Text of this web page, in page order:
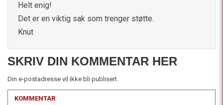
Helt enig!
Det er en viktig sak som trenger støtte.
Knut
SKRIV DIN KOMMENTAR HER
Din e-postadresse vil ikke bli publisert.
KOMMENTAR